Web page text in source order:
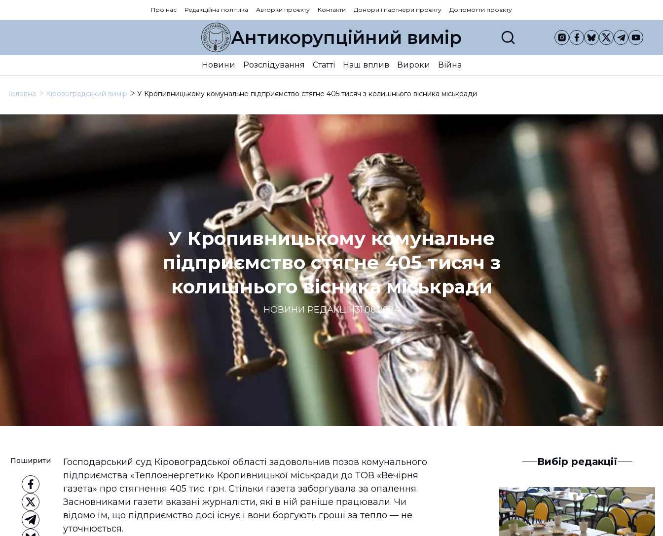
Про нас Редакційна політика Авторки проєкту Контакти Донори і партнери проєкту Допомогти проєкту
Антикорупційний вимір
Новини Розслідування Статті Наш вплив Вироки Війна
Головна Кіровоградський вимір У Кропивницькому комунальне підприємство стягне 405 тисяч з колишнього вісника міськради
У Кропивницькому комунальне
підприємство стягне 405 тисяч з
колишнього вісника міськради
НОВИНИ РЕДАКЦІЇ|31.08.2024
Поширити
Господарський суд Кіровоградської області задовольнив позов комунального
підприємства «Теплоенергетик» Кропивницької міськради до ТОВ «Вечірня
газета» про стягнення 405 тис. грн. Стільки газета заборгувала за опалення.
Засновниками газети вказані журналісти, які в ній раніше працювали. Чи
відомо їм, що підприємство досі існує і вони боргують гроші за тепло — не
уточнюється.
Вибір редакції